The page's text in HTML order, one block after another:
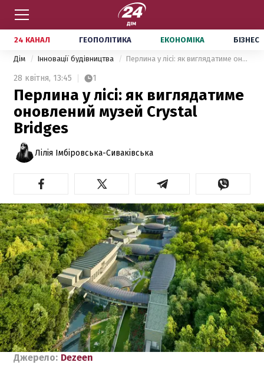
24 КАНАЛ ГЕОПОЛІТИКА ЕКОНОМІКА БІЗНЕС
Дім Інновації будівництва Перлина у лісі: як виглядатиме оновлений музей Crystal Bridges
28 квітня, 13:45 1
Перлина у лісі: як виглядатиме
оновлений музей Crystal
Bridges
Лілія Імбіровська-Сиваківська
Джерело: Dezeen